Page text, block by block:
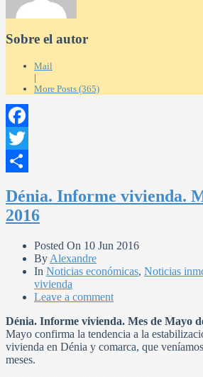
Sobre el autor
Mail
|
More Posts (365)
Facebook
Twitter
Dénia. Informe vivienda.
2016
Posted On 10 Jun 2016
By Alexandre
In Noticias económicas, Noticias
vivienda
Leave a comment
Dénia. Informe vivienda. Mes de Mayo
Mayo confirma la tendencia a la
vivienda en Dénia y comarca, que
meses.